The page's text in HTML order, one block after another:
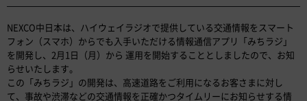
NEXCO中日本は、ハイウェイラジオで提供している交通情報をスマート
フォン（スマホ）からでも入手いただける情報通信アプリ「みちラジ」
を開発し、2月1日（月）から 運用を開始することとしましたので、お知
らせいたします。
この「みちラジ」の開発は、高速道路をご利用になるお客さまに対し
て、事故や渋滞などの交通情報を正確かつタイムリーにお知らせする情